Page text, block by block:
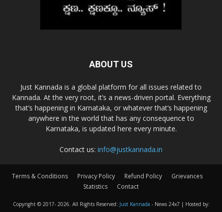
ABOUT US
Just Kannada is a global platform for all issues related to
Kannada. At the very root, it’s a news-driven portal. Everything
that’s happening in Karnataka, or whatever that’s happening
anywhere in the world that has any consequence to
Karnataka, is updated here every minute.
Contact us: info@justkannada.in
Terms & Conditions Privacy Policy Refund Policy
Grievances
Statistics
Contact
Copyright © 2017- 2026. All Rights Reserved: Just Kannada - News 24x7 | Hosted by: